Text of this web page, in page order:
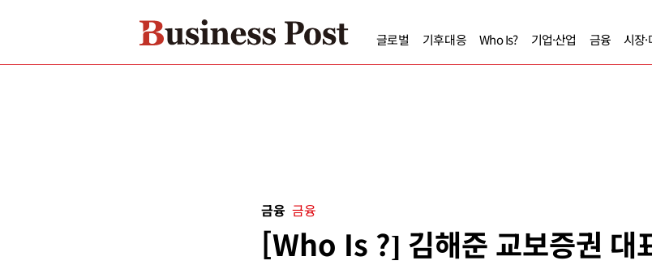
글로벌 기후대응 Who Is? 기업·산업 금융 시장·
금융 금융
[Who Is ?] 김해준 교보증권 대